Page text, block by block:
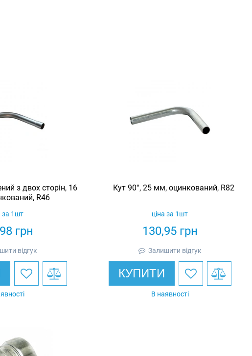
з двох сторін, 16
R46
грн
за 1шт
відгук
Кут 90°, 25 мм, оцинкований, R82
130,95грн
ціна за 1шт
Залишити відгук
КУПИТИ
В наявності